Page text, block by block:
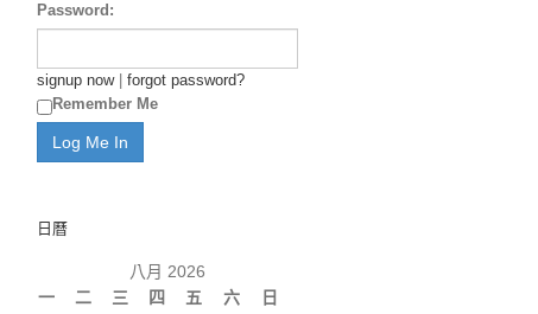
Password:
signup now| forgot password?
Remember Me
日曆
八月 2026
一
二 三 四 五 六 日